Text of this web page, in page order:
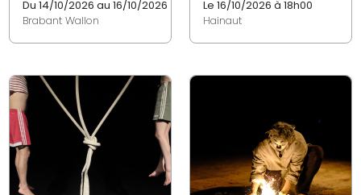
Du 14/10/2026 au 16/10/2026
Brabant Wallon
Le 16/10/2026 à 18h00
Hainaut